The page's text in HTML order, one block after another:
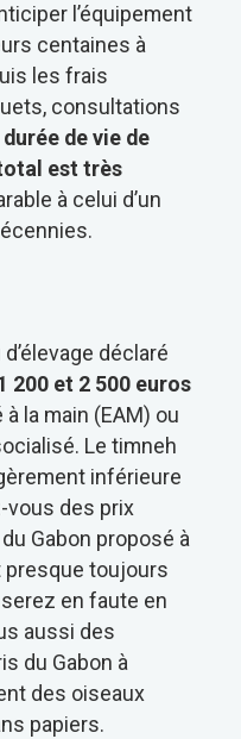
l’équipement
centaines à
les frais
consultations
de vie de
est très
à celui d’un
déclaré
200 et 2 500 euros
la main (EAM) ou
Le timneh
inférieure
vous des prix
Gabon proposé à
presque toujours
en faute en
aussi des
du Gabon à
des oiseaux
papiers.